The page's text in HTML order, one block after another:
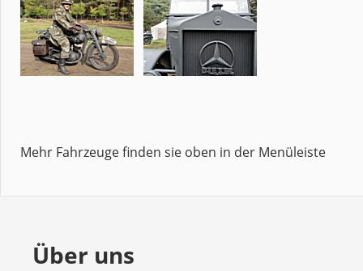
Mehr Fahrzeuge finden sie oben in der Menüleiste
Über uns